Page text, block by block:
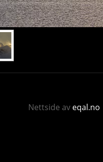
Nettside av eqal.no